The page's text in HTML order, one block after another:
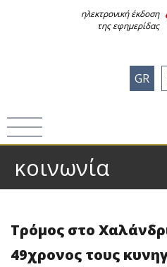
ηλεκτρονική έκδοση
της εφημερίδας
GR
κοινωνία
Τρόμος στο
49χρονος τους